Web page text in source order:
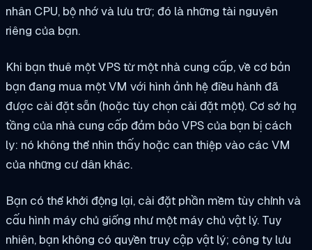
nhân CPU, bộ nhớ và lưu trữ; đó là những tài nguyên
riêng của bạn.
Khi bạn thuê một VPS từ một nhà cung cấp, về cơ bản
bạn đang mua một VM với hình ảnh hệ điều hành đã
được cài đặt sẵn (hoặc tùy chọn cài đặt một). Cơ sở hạ
tầng của nhà cung cấp đảm bảo VPS của bạn bị cách
ly: nó không thể nhìn thấy hoặc can thiệp vào các VM
của những cư dân khác.
Bạn có thể khởi động lại, cài đặt phần mềm tùy chỉnh và
cấu hình máy chủ giống như một máy chủ vật lý. Tuy
nhiên, bạn không có quyền truy cập vật lý; công ty lưu